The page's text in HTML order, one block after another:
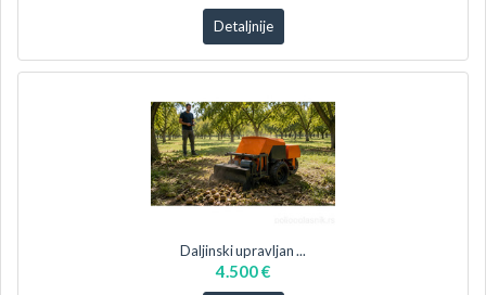
Detaljnije
Daljinski upravljan ...
4.500 €